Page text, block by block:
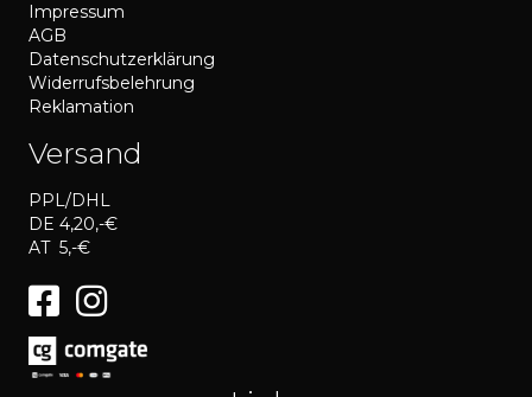
Impressum
AGB
Datenschutzerklärung
Widerrufsbelehrung
Reklamation
Versand
PPL/DHL
DE 4,20,-€
AT 5,-€